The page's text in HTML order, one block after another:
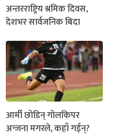
अन्तरराष्ट्रिय श्रमिक दिवस,
देशभर सार्वजनिक बिदा
आर्मी छोडिन् गोलकिपर
अन्जना मगरले, कहाँ गईन्?